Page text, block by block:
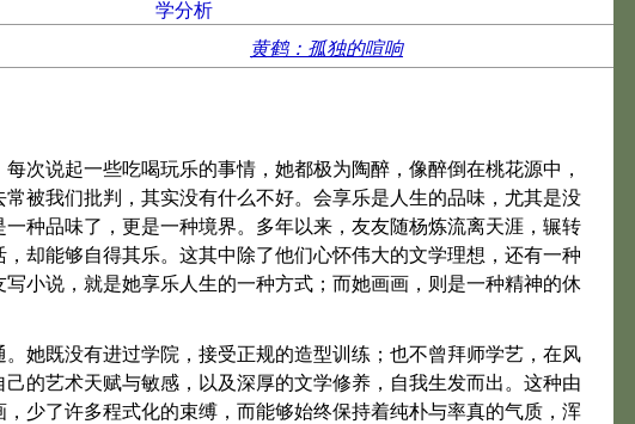
学分析
黄鹤：孤独的喧响
次说起一些吃喝玩乐的事情，她都极为陶醉，像醉倒在桃花源中，
被我们批判，其实没有什么不好。会享乐是人生的品味，尤其是没
种品味了，更是一种境界。多年以来，友友随杨炼流离天涯，辗转
却能够自得其乐。这其中除了他们心怀伟大的文学理想，还有一种
小说，就是她享乐人生的一种方式；而她画画，则是一种精神的休
她既没有进过学院，接受正规的造型训练；也不曾拜师学艺，在风
的艺术天赋与敏感，以及深厚的文学修养，自我生发而出。这种由
少了许多程式化的束缚，而能够始终保持着纯朴与率真的气质，浑